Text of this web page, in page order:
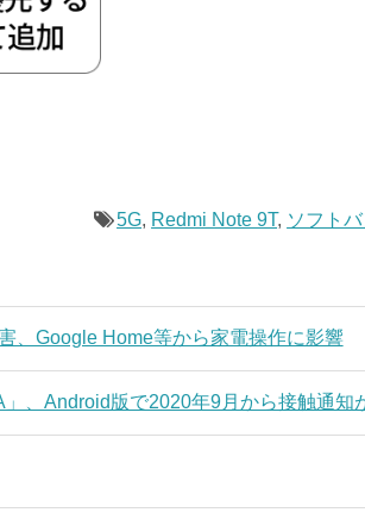
5G, Redmi Note 9T, ソフトバ
、Google Home等から家電操作に影響
、Android版で2020年9月から接触通知